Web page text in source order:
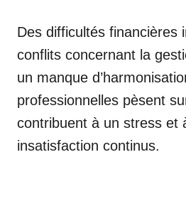
Des difficultés financières
conflits concernant la
un manque
professionnelles pèsent
contribuent à un stress et
insatisfaction continus.